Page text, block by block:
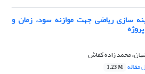
سازی ریاضی جهت موازنه سود، زمان و
محمد زاده کفاش
مقاله 1.23 M